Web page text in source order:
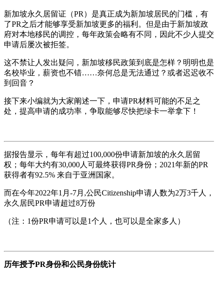
新加坡永久居留证（PR）是真正成为新加坡居民的门槛，有
了PR之后才能够享受新加坡更多的福利。但是由于新加坡政
府对本地移民的调控，每年政策会略有不同，因此不少人提交
申请后屡次被拒签。
这不禁让人发出疑问，新加坡移民政策到底是怎样？明明也是
名校毕业，薪资也不错……奈何总是无法通过？或者迟迟收不
到回音？
接下来小编就为大家阐述一下，申请PR材料可能的不足之
处，提高申请的成功率，争取能够尽快把绿卡一举拿下！
据报告显示，每年有超过100,000份申请新加坡的永久居留
权；每年大约有30,000人可最终获得PR身份；2021年新的PR
获得者有92.5% 来自于亚洲国家。
而在今年2022年1月-7月,公民Citizenship申请人数为2万3千人，
永久居民PR申请超过8万份
（注：1份PR申请可以是1个人，也可以是全家多人）
历年授予PR身份和公民身份统计